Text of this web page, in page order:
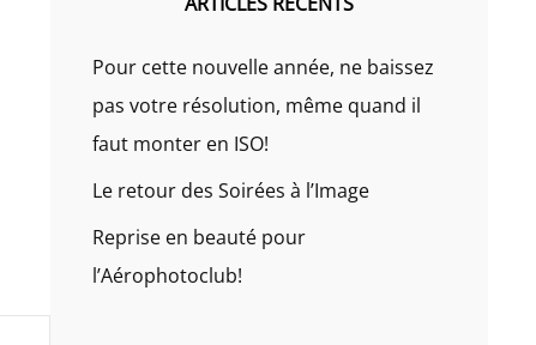
Pour cette nouvelle année, ne baissez
pas votre résolution, même quand il
faut monter en ISO!
Le retour des Soirées à l’Image
Reprise en beauté pour
l’Aérophotoclub!